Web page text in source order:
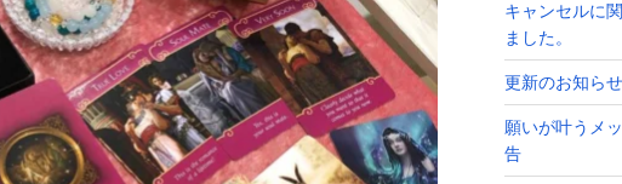
キャンセルに
ました。
更新のお知ら
願いが叶うメ
告